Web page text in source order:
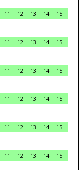
11 12 13 14
15
11 12 13 14
15
11 12 13 14
15
11 12 13 14
15
11 12 13 14
15
11 12 13 14
15